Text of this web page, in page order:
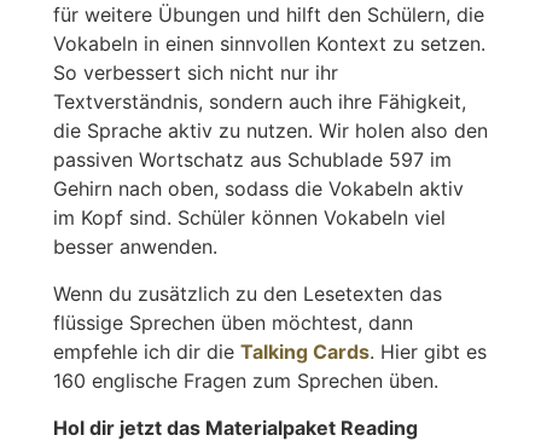
für weitere Übungen und hilft den Schülern, die
Vokabeln in einen sinnvollen Kontext zu setzen.
So verbessert sich nicht nur ihr
Textverständnis, sondern auch ihre Fähigkeit,
die Sprache aktiv zu nutzen. Wir holen also den
passiven Wortschatz aus Schublade 597 im
Gehirn nach oben, sodass die Vokabeln aktiv
im Kopf sind. Schüler können Vokabeln viel
besser anwenden.
Wenn du zusätzlich zu den Lesetexten das
flüssige Sprechen üben möchtest, dann
empfehle ich dir die Talking Cards. Hier gibt es
160 englische Fragen zum Sprechen üben.
Hol dir jetzt das Materialpaket Reading